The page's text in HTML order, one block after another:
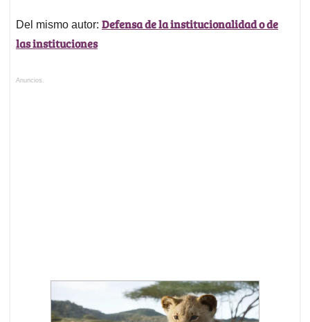
Del mismo autor: Defensa de la institucionalidad o de
las instituciones
Anuncios.